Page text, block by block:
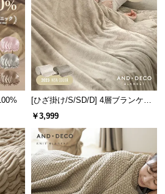
[ひざ掛け/S/SD/D] 4層ブランケッ
ト
￥3,999